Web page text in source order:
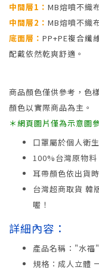
中間層1： MB熔噴不織
中間層2： MB熔噴不織
底面層： PP+PE複合纖
配戴依然乾爽舒適。
商品顏色僅供參考，色
顏色以實際商品為主。
＊網頁圖片僅為示意圖
口罩屬於個人衛
100%台灣原物
耳帶顏色依出貨
台灣超商取貨 韓
喔！
詳細內容：
產品名稱："水福
規格：成人立體